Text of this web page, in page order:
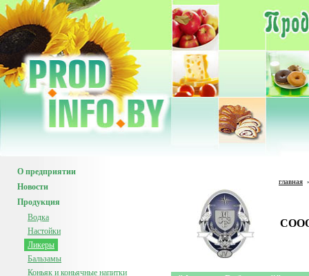
О предприятии
Новости
Продукция
Водка
Настойки
Ликеры
Бальзамы
Коньяк и коньячные напитки
главная
СООО